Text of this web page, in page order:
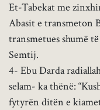
Et-Tabekat me
Abasit e transmeton
transmetues shumë
Semtij.
4- Ebu Darda
selam- ka thënë:
fytyrën ditën e